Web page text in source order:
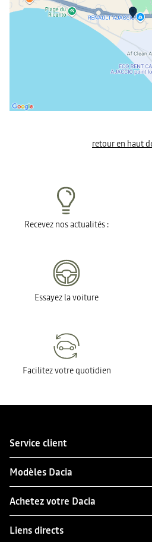
retour en haut
Recevez nos actualités :
Essayez la voiture
Facilitez votre quotidien
Service client
Modèles Dacia
Achetez votre Dacia
Liens directs